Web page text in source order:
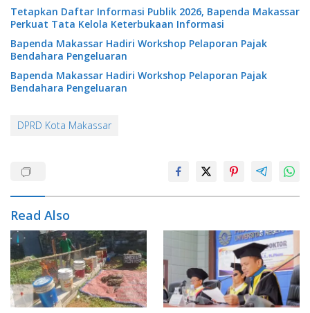
Tetapkan Daftar Informasi Publik 2026, Bapenda Makassar
Perkuat Tata Kelola Keterbukaan Informasi
Bapenda Makassar Hadiri Workshop Pelaporan Pajak
Bendahara Pengeluaran
Bapenda Makassar Hadiri Workshop Pelaporan Pajak
Bendahara Pengeluaran
DPRD Kota Makassar
Read Also